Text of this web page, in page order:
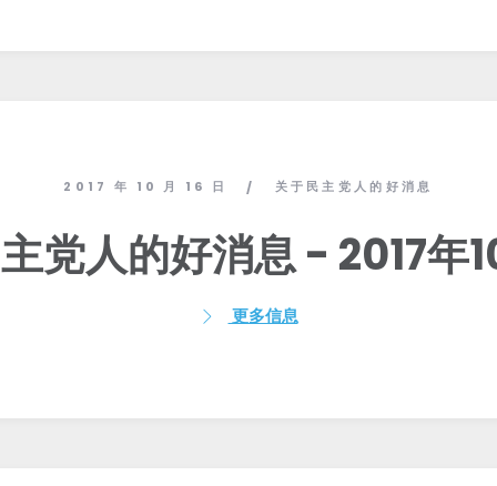
2017 年 10 月 16 日 / 关于民主党人的好消息
党人的好消息 - 2017年
更多信息